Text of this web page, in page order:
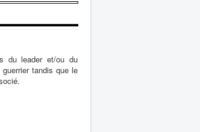
du leader et/ou du
tandis que le